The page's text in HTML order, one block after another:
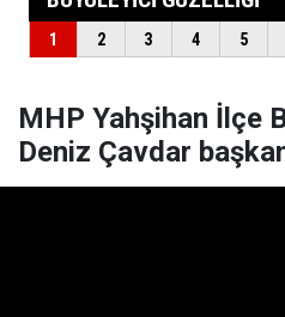
MHP Yahşihan İlçe
Deniz Çavdar